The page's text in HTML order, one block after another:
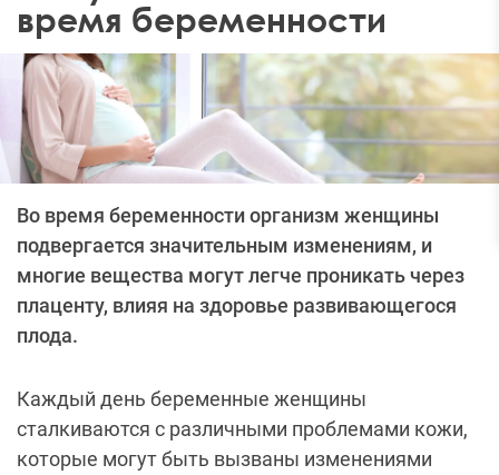
время беременности
Во время беременности организм женщины
подвергается значительным изменениям, и
многие вещества могут легче проникать через
плаценту, влияя на здоровье развивающегося
плода.
Каждый день беременные женщины
сталкиваются с различными проблемами кожи,
которые могут быть вызваны изменениями